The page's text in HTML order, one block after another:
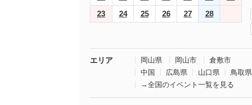
23
24 25 26 27 28
エリア 岡山県 岡山市
倉敷市
中国
広島県 山口県 鳥取県
→全国のイベント一覧を見る